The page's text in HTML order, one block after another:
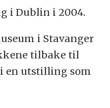
i Dublin i 2004.
i Stavanger
tilbake til
en utstilling som